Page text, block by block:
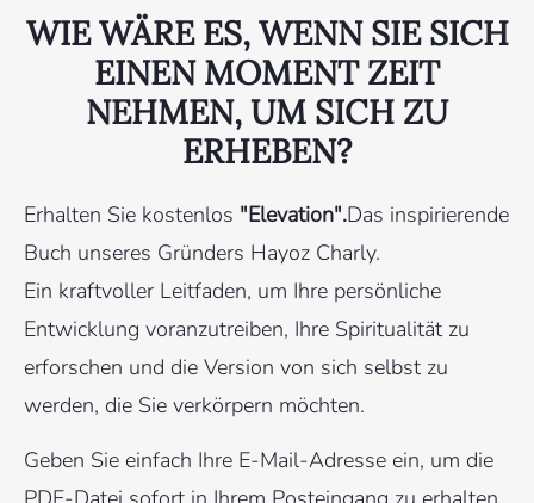
WIE WÄRE ES, WENN SIE SICH
EINEN MOMENT ZEIT
NEHMEN, UM SICH ZU
ERHEBEN?
Erhalten Sie kostenlos "Elevation".Das inspirierende
Buch unseres Gründers Hayoz Charly.
Ein kraftvoller Leitfaden, um Ihre persönliche
Entwicklung voranzutreiben, Ihre Spiritualität zu
erforschen und die Version von sich selbst zu
werden, die Sie verkörpern möchten.
Geben Sie einfach Ihre E-Mail-Adresse ein, um die